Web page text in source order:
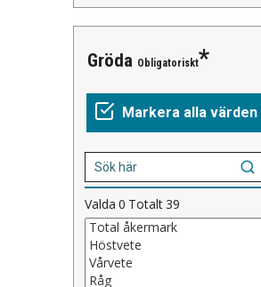
Gröda Obligatoriskt
Valda 0 Totalt39